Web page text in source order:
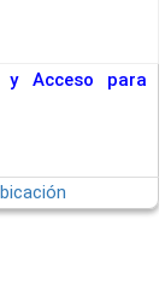
y Acceso para